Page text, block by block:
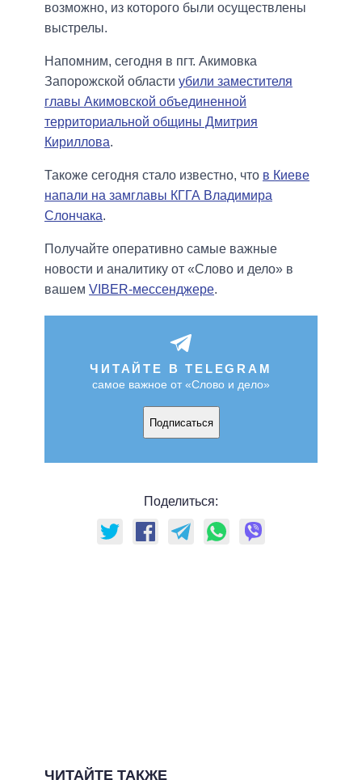
возможно, из которого были осуществлены
выстрелы.
Напомним, сегодня в пгт. Акимовка
Запорожской области убили заместителя
главы Акимовской объединенной
территориальной общины Дмитрия
Кириллова.
Такоже сегодня стало известно, что в Киеве
напали на замглавы КГГА Владимира
Слончака.
Получайте оперативно самые важные
новости и аналитику от «Слово и дело» в
вашем VIBER-мессенджере.
ЧИТАЙТЕ В TELEGRAM
самое важное от «Слово и дело»
Подписаться
Поделиться:
ЧИТАЙТЕ ТАКЖЕ